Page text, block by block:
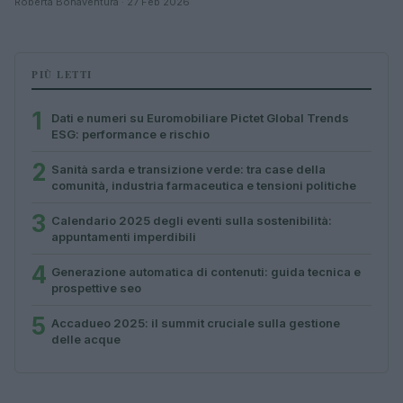
PIÙ LETTI
1
Dati e numeri su Euromobiliare Pictet Global Trends
ESG: performance e rischio
2 Sanità sarda e transizione verde: tra case della
comunità, industria farmaceutica e tensioni politiche
3 Calendario 2025 degli eventi sulla sostenibilità:
appuntamenti imperdibili
4 Generazione automatica di contenuti: guida tecnica e
prospettive seo
5 Accadueo 2025: il summit cruciale sulla gestione
delle acque